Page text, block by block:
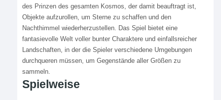
des Prinzen des gesamten Kosmos, der damit beauftragt ist,
Objekte aufzurollen, um Sterne zu schaffen und den
Nachthimmel wiederherzustellen. Das Spiel bietet eine
fantasievolle Welt voller bunter Charaktere und einfallsreicher
Landschaften, in der die Spieler verschiedene Umgebungen
durchqueren müssen, um Gegenstände aller Größen zu
sammeln.
Spielweise